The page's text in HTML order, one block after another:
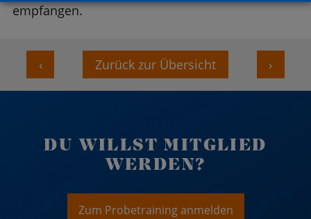
empfangen.
‹ Zurück zur Übersicht ›
DU WILLST MITGLIED
WERDEN?
Zum Probetraining anmelden